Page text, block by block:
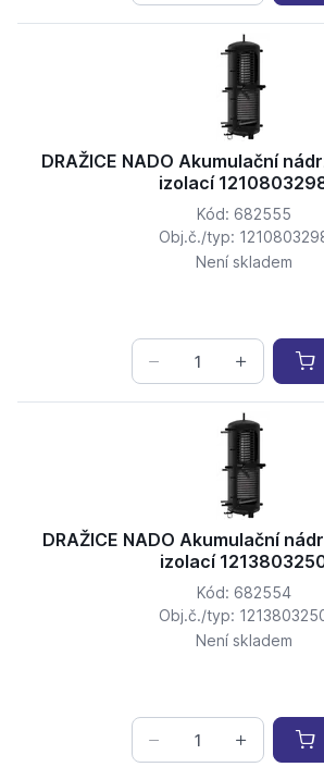
DRAŽICE NADO Akumulační
izolací
Kód: 682555
Obj.č./typ:
Není skladem
DRAŽICE NADO Akumulační
izolací
Kód: 682554
Obj.č./typ:
Není skladem